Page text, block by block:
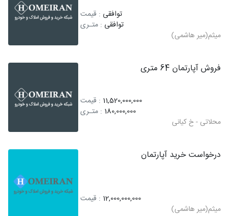
توافقی : قیمت
توافقی : متـری
میثم(میر هاشمی)
فروش آپارتمان 64 متری
11,520,000,000 : قیمت
180,000,000 : متـری
محلاتی - خ کیانی
درخواست خرید آپارتمان
12,000,000,000 : قیمت
میثم(میر هاشمی)